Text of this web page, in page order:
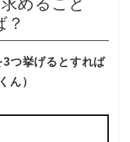
？
3つ挙げるとすれば
ん）